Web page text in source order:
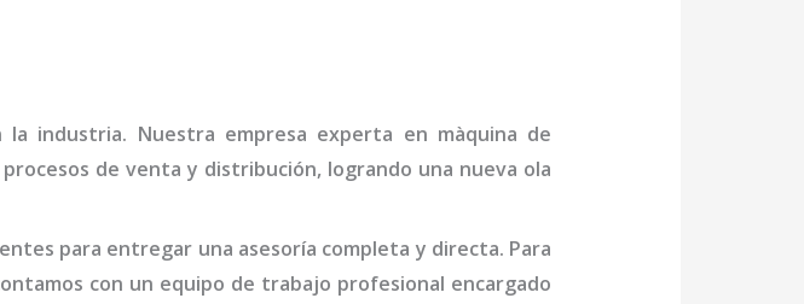
industria. Nuestra empresa experta en màquina de
de venta y distribución, logrando una nueva ola
para entregar una asesoría completa y directa. Para
con un equipo de trabajo profesional encargado